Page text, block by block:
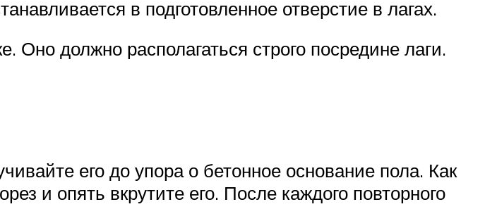
в подготовленное отверстие в лагах.
Оно должно располагаться строго посредине лаги.
его до упора о бетонное основание пола. Как
и опять вкрутите его. После каждого повторного